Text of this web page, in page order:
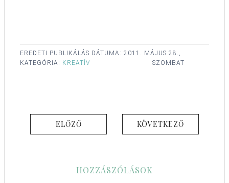
EREDETI PUBLIKÁLÁS DÁTUMA: 2011. MÁJUS 28.,
SZOMBAT
KATEGÓRIA: KREATÍV
ELŐZŐ KÖVETKEZŐ
HOZZÁSZÓLÁSOK